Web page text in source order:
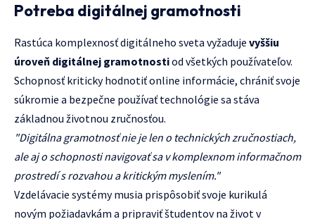
Potreba digitálnej gramotnosti
Rastúca komplexnosť digitálneho sveta vyžaduje vyššiu
úroveň digitálnej gramotnostiod všetkých používateľov.
Schopnosť kriticky hodnotiť online informácie, chrániť svoje
súkromie a bezpečne používať technológie sa stáva
základnou životnou zručnosťou.
"Digitálna gramotnosť nie je len o technických zručnostiach,
ale aj o schopnosti navigovať sa v komplexnom informačnom
prostredí s rozvahou a kritickým myslením."
Vzdelávacie systémy musia prispôsobiť svoje kurikulá
novým požiadavkám a pripraviť študentov na život v